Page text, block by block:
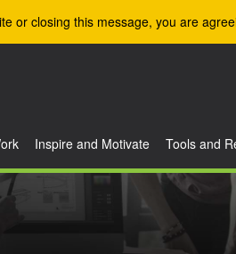
or closing this message, you are
Inspire and Motivate Tools and